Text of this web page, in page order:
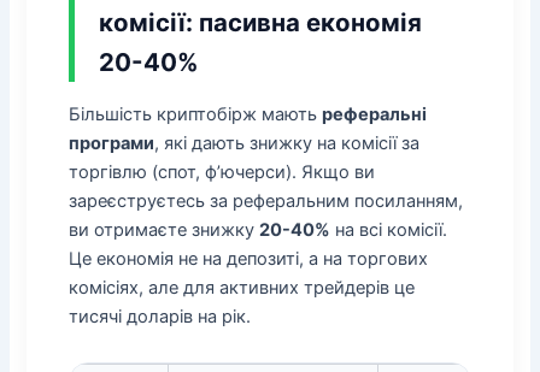
комісії: пасивна економія
20-40%
Більшість криптобірж маютьреферальні
програми, які дають знижку на комісії за
торгівлю (спот, ф’ючерси). Якщо ви
зареєструєтесь за реферальним посиланням,
ви отримаєте знижку20-40% на всі комісії.
Це економія не на депозиті, а на торгових
комісіях, але для активних трейдерів це
тисячі доларів на рік.